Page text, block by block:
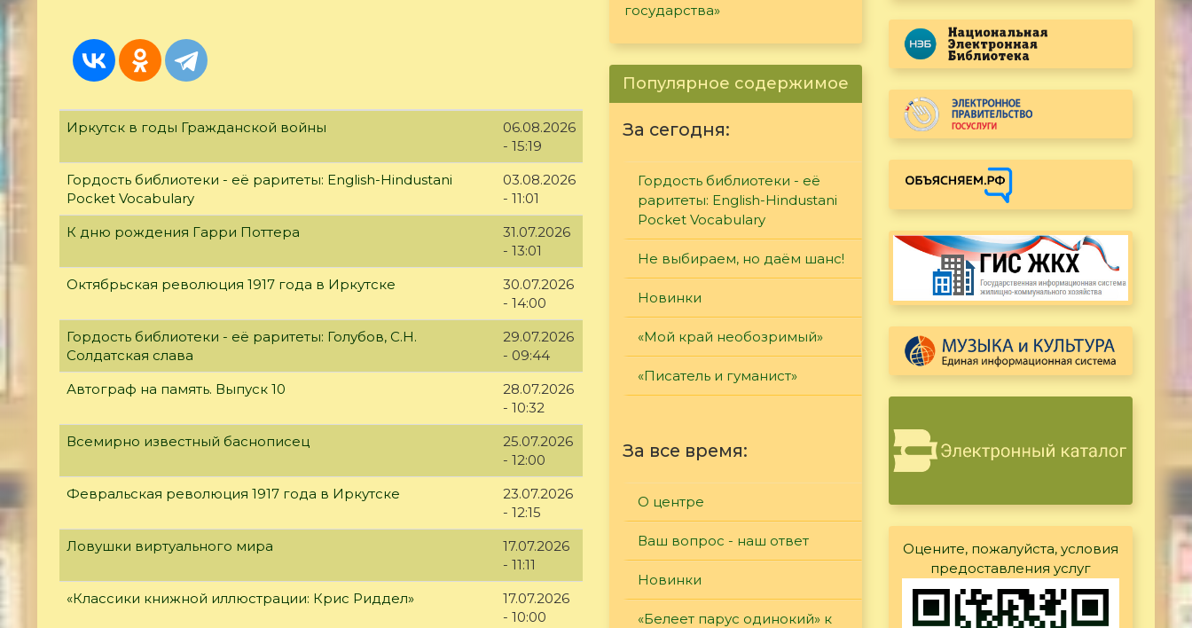
Иркутск в годы Гражданской войны
06.08.2026
- 15:19
Гордость библиотеки - её раритеты: English-Hindustani
Pocket Vocabulary
03.08.2026
- 11:01
К дню рождения Гарри Поттера
31.07.2026
- 13:01
Октябрьская революция 1917 года в Иркутске
30.07.2026
- 14:00
Гордость библиотеки - её раритеты: Голубов, С.Н.
Солдатская слава
29.07.2026
- 09:44
Автограф на память. Выпуск 10
28.07.2026
- 10:32
Всемирно известный баснописец
25.07.2026
- 12:00
Февральская революция 1917 года в Иркутске
23.07.2026
- 12:15
Ловушки виртуального мира
17.07.2026
- 11:11
«Классики книжной иллюстрации: Крис Риддел»
17.07.2026
- 10:00
государства»
Популярное содержимое
За сегодня:
Гордость библиотеки - её
раритеты: English-Hindustani
Pocket Vocabulary
Не выбираем, но даём шанс!
Новинки
«Мой край необозримый»
«Писатель и гуманист»
За все время:
О центре
Ваш вопрос - наш ответ
Новинки
«Белеет парус одинокий» к
Оцените, пожалуйста, условия
предоставления услуг